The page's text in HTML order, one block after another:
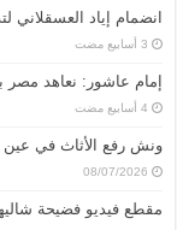
انضمام إياد العسقلاني
إمام عاشور: نعاهد مصر
ونش رفع الأثاث في
08/07/2026
مقطع فيديو فضيحة